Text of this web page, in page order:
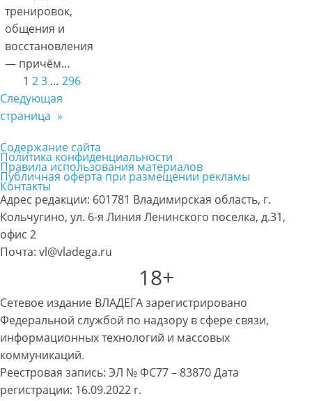
тренировок,
общения и
восстановления
— причём…
1 23 … 296
Следующая
страница »
Содержание сайта
Политика конфиденциальности
Правила использования материалов
Публичная оферта при размещении рекламы
Контакты
Адрес редакции: 601781 Владимирская область, г.
Кольчугино, ул. 6-я Линия Ленинского поселка, д.31,
офис 2
Почта: vl@vladega.ru
18+
Сетевое издание ВЛАДЕГА зарегистрировано
Федеральной службой по надзору в сфере связи,
информационных технологий и массовых
коммуникаций.
Реестровая запись: ЭЛ № ФС77 – 83870 Дата
регистрации: 16.09.2022 г.